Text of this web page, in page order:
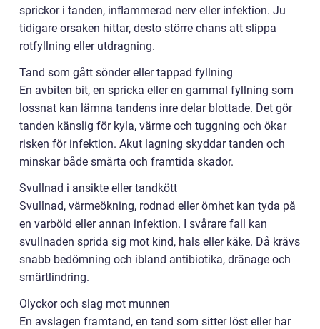
sprickor i tanden, inflammerad nerv eller infektion. Ju
tidigare orsaken hittar, desto större chans att slippa
rotfyllning eller utdragning.
Tand som gått sönder eller tappad fyllning
En avbiten bit, en spricka eller en gammal fyllning som
lossnat kan lämna tandens inre delar blottade. Det gör
tanden känslig för kyla, värme och tuggning och ökar
risken för infektion. Akut lagning skyddar tanden och
minskar både smärta och framtida skador.
Svullnad i ansikte eller tandkött
Svullnad, värmeökning, rodnad eller ömhet kan tyda på
en varböld eller annan infektion. I svårare fall kan
svullnaden sprida sig mot kind, hals eller käke. Då krävs
snabb bedömning och ibland antibiotika, dränage och
smärtlindring.
Olyckor och slag mot munnen
En avslagen framtand, en tand som sitter löst eller har